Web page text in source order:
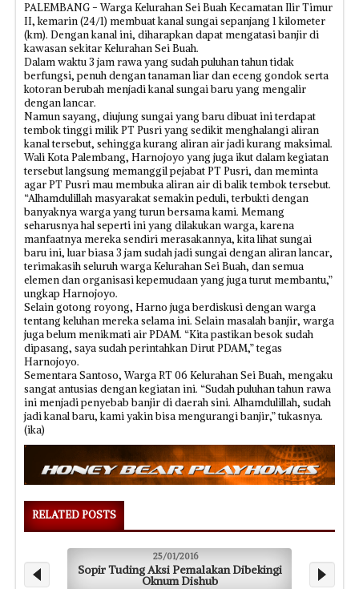
PALEMBANG - Warga Kelurahan Sei Buah Kecamatan Ilir Timur
II, kemarin (24/1) membuat kanal sungai sepanjang 1 kilometer
(km). Dengan kanal ini, diharapkan dapat mengatasi banjir di
kawasan sekitar Kelurahan Sei Buah.
Dalam waktu 3 jam rawa yang sudah puluhan tahun tidak
berfungsi, penuh dengan tanaman liar dan eceng gondok serta
kotoran berubah menjadi kanal sungai baru yang mengalir
dengan lancar.
Namun sayang, diujung sungai yang baru dibuat ini terdapat
tembok tinggi milik PT Pusri yang sedikit menghalangi aliran
kanal tersebut, sehingga kurang aliran air jadi kurang maksimal.
Wali Kota Palembang, Harnojoyo yang juga ikut dalam kegiatan
tersebut langsung memanggil pejabat PT Pusri, dan meminta
agar PT Pusri mau membuka aliran air di balik tembok tersebut.
“Alhamdulillah masyarakat semakin peduli, terbukti dengan
banyaknya warga yang turun bersama kami. Memang
seharusnya hal seperti ini yang dilakukan warga, karena
manfaatnya mereka sendiri merasakannya, kita lihat sungai
baru ini, luar biasa 3 jam sudah jadi sungai dengan aliran lancar,
terimakasih seluruh warga Kelurahan Sei Buah, dan semua
elemen dan organisasi kepemudaan yang juga turut membantu,”
ungkap Harnojoyo.
Selain gotong royong, Harno juga berdiskusi dengan warga
tentang keluhan mereka selama ini. Selain masalah banjir, warga
juga belum menikmati air PDAM. “Kita pastikan besok sudah
dipasang, saya sudah perintahkan Dirut PDAM,” tegas
Harnojoyo.
Sementara Santoso, Warga RT 06 Kelurahan Sei Buah, mengaku
sangat antusias dengan kegiatan ini. “Sudah puluhan tahun rawa
ini menjadi penyebab banjir di daerah sini. Alhamdulillah, sudah
jadi kanal baru, kami yakin bisa mengurangi banjir,” tukasnya.
(ika)
RELATED POSTS
25/01/2016
Sopir Tuding Aksi Pemalakan Dibekingi
Oknum Dishub